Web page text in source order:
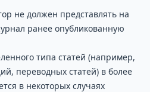
не должен представлять на
ранее опубликованную
типа статей (например,
переводных статей) в более
в некоторых случаях